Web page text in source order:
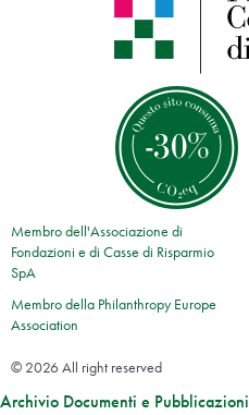
Membro dell'Associazione di
Fondazioni e di Casse di Risparmio
SpA
Membro della Philanthropy Europe
Association
© 2026 All right reserved
Archivio Documenti e Pubblicazioni